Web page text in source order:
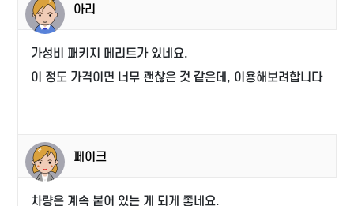
아리
가성비 패키지 메리트가 있네요.
이 정도 가격이면 너무 괜찮은 것 같은데, 이용해보려합니다
페이크
차량은 계속 붙어 있는 게 되게 좋네요.